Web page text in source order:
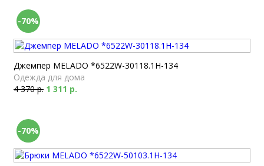
-70%
Джемпер MELADO *6522W-30118.1H-134
Одежда для дома
4 370 р. 1 311 р.
-70%